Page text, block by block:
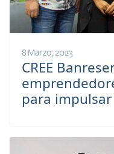
8 Marzo, 2023
CREE
para